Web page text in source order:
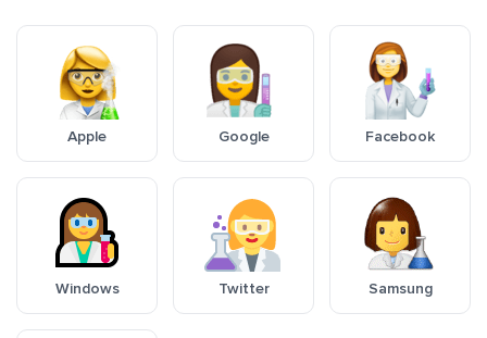
Apple Google Facebook
Windows Twitter Samsung